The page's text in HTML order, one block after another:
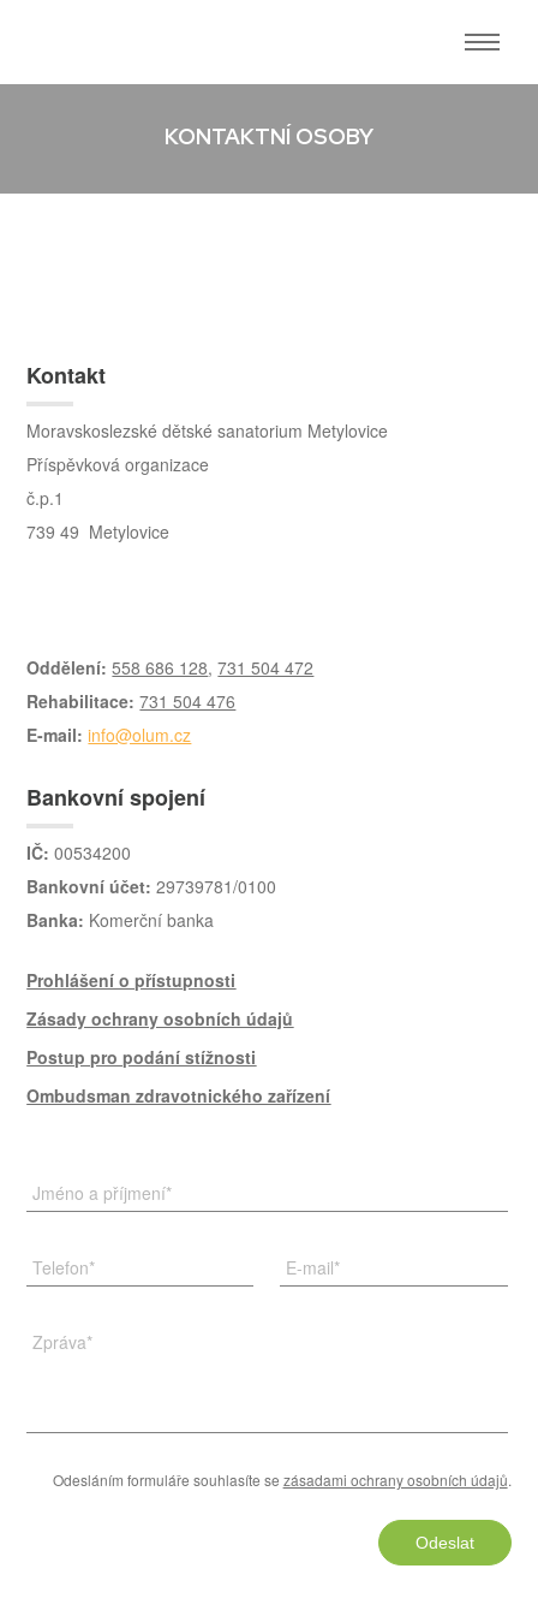
KONTAKTNÍ OSOBY
Kontakt
Moravskoslezské dětské sanatorium Metylovice
Příspěvková organizace
č.p.1
739 49 Metylovice
Oddělení: 558 686 128,731 504 472
Rehabilitace: 731 504 476
E-mail: info@olum.cz
Bankovní spojení
IČ: 00534200
Bankovní účet: 29739781/0100
Banka: Komerční banka
Prohlášení o přístupnosti
Zásady ochrany osobních údajů
Postup pro podání stížnosti
Ombudsman zdravotnického zařízení
Jméno a příjmení*
Telefon* E-mail*
Zpráva*
Odesláním formuláře souhlasíte se zásadami ochrany osobních údajů.
Odeslat